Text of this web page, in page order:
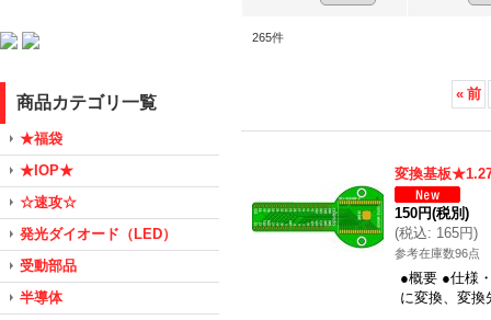
商品カテゴリ一覧
★福袋
★IOP★
☆速攻☆
発光ダイオード（LED）
受動部品
半導体
265件
« 前
変換基板
150円(税別)
(税込: 165円)
参考在庫数96点
●概要 ●仕様
に変換、変